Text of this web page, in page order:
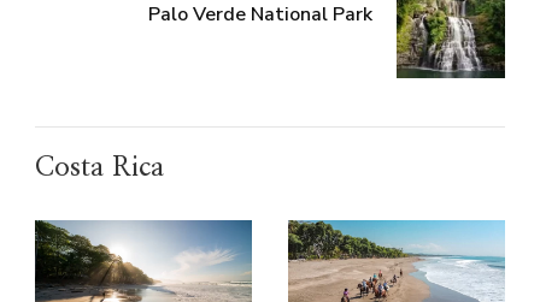
Palo Verde National Park
Costa Rica